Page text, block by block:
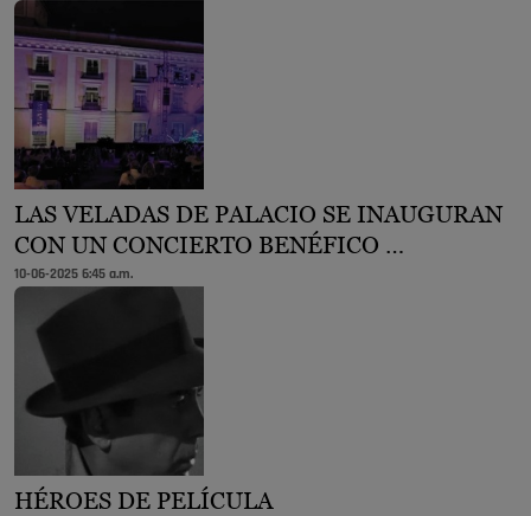
LAS VELADAS DE PALACIO SE INAUGURAN
CON UN CONCIERTO BENÉFICO …
10-06-2025 6:45 a.m.
HÉROES DE PELÍCULA